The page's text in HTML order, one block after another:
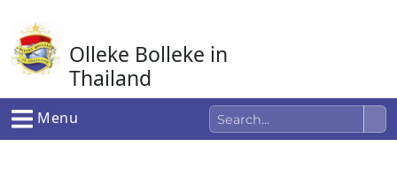
naar
de
inhoud
Olleke Bolleke in
Thailand
In Thailand
Menu